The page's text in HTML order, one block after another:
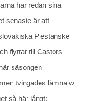
har redan sina
senaste är att
Piestanske
flyttar till Castors
säsongen
tvingades lämna w
så här långt: